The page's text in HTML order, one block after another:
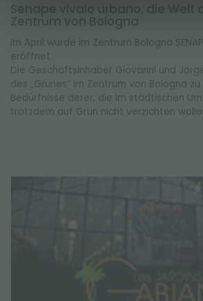
Senape vivaio urbano, die Welt
Zentrum von Bologna
Im April wurde im Zentrum Bologna
eröffnet.
Die Geschäftsinhaber Giovanni und
des „Grünes“ im Zentrum von Bologna
Bedürfnisse derer, die im städtischen
trotzdem auf Grün nicht verzichten